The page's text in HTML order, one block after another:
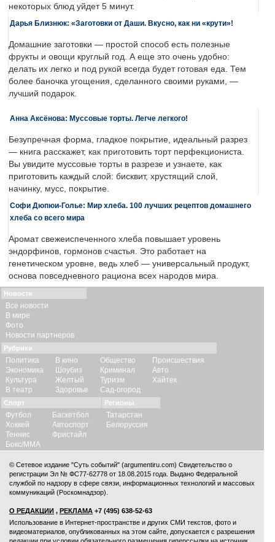
некоторых блюд уйдет 5 минут.
Дарья Близнюк: «Заготовки от Даши. Вкусно, как ни «крути»!
Домашние заготовки — простой способ есть полезные
фрукты и овощи круглый год. А еще это очень удобно:
делать их легко и под рукой всегда будет готовая еда. Тем
более баночка угощения, сделанного своими руками, —
лучший подарок.
Анна Аксёнова: Муссовые торты. Легче легкого!
Безупречная форма, гладкое покрытие, идеальный разрез
— книга расскажет, как приготовить торт перфекциониста.
Вы увидите муссовые торты в разрезе и узнаете, как
приготовить каждый слой: бисквит, хрустящий слой,
начинку, мусс, покрытие.
Софи Дюпюи-Голье: Мир хлеба. 100 лучших рецептов домашнего
хлеба со всего мира
Аромат свежеиспеченного хлеба повышает уровень
эндорфинов, гормонов счастья. Это работает на
генетическом уровне, ведь хлеб — универсальный продукт,
основа повседневного рациона всех народов мира.
Новости
Все новости
В мире
Фото
Новости партнеров
Рубрики
Политика
Экономика
Культура
В театр
В кино
Шоубиз
Желтый
Здоровье
Общество
Криминал
Туризм
Сад-огород
Происшествия
Авто
Хайтек
Спорт
Футбол
Хоккей
Теннис
Бокс/ММА
Баскетбол
Автоспорт
Фристайл
Регионы
Татарстан
Белоруссия
© Сетевое издание "Суть событий" (argumentiru.com) Свидетельство о
регистрации Эл № ФС77-62778 от 18.08.2015 года. Выдано Федеральной
службой по надзору в сфере связи, информационных технологий и массовых
коммуникаций (Роскомнадзор).
О РЕДАКЦИИ , РЕКЛАМА +7 (495) 638-52-63
Использование в Интернет-пространстве и других СМИ текстов, фото и
видеоматериалов, опубликованных на этом сайте, допускается с разрешения